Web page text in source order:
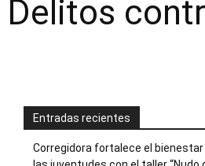
Entradas recientes
Corregidora fortalece el